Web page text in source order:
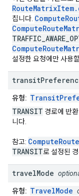
칩니다.
설정한 요청에만 사용
transit
유형:
TRANSIT 경로에 반
니다.
참고:
TRANSIT로 설정된
travelMode
유형: TravelMode